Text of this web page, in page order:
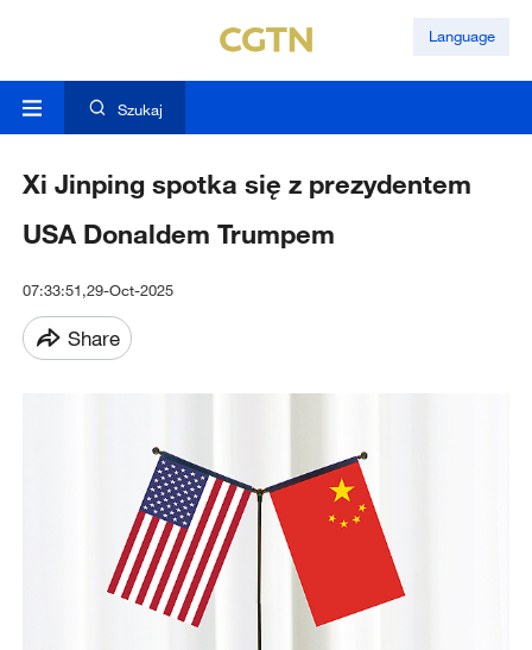
Language
Szukaj
Xi Jinping spotka się z prezydentem
USA Donaldem Trumpem
07:33:51,29-Oct-2025
Share